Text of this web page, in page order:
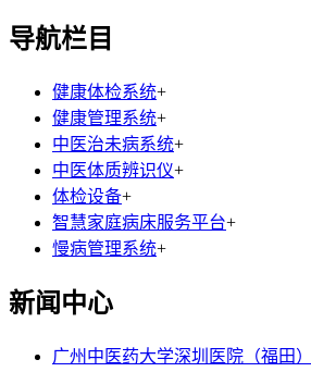
导航栏目
健康体检系统+
健康管理系统+
中医治未病系统+
中医体质辨识仪+
体检设备+
智慧家庭病床服务平台+
慢病管理系统+
新闻中心
广州中医药大学深圳医院（福田